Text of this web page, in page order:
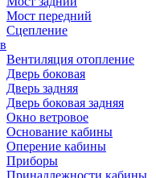
Мост передний
Сцепление
Вентиляция отопление
Дверь боковая
Дверь задняя
Дверь боковая задняя
Окно ветровое
Основание кабины
Оперение кабины
Приборы
Принадлежности кабины